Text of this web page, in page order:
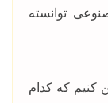
توانسته
کنیم که کدام